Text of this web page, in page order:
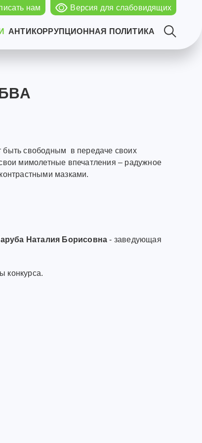
нам Версия для слабовидящих
АНТИКОРРУПЦИОННАЯ ПОЛИТИКА
свободным в передаче своих
мимолетные впечатления – радужное
мазками.
Наталия Борисовна - заведующая
конкурса.